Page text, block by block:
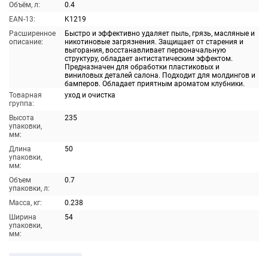
Объём, л:
0.4
EAN-13:
K1219
Расширенное
описание:
Быстро и эффективно удаляет пыль, грязь, масляные и
никотиновые загрязнения. Защищает от старения и
выгорания, восстанавливает первоначальную
структуру, обладает антистатическим эффектом.
Предназначен для обработки пластиковых и
виниловых деталей салона. Подходит для молдингов и
бамперов. Обладает приятным ароматом клубники.
Товарная
группа:
уход и очистка
Высота
упаковки,
мм:
235
Длина
упаковки,
мм:
50
Объем
упаковки, л:
0.7
Масса, кг:
0.238
Ширина
упаковки,
мм:
54